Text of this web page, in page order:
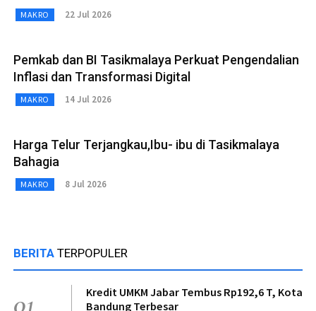
MAKRO 22 Jul 2026
Pemkab dan BI Tasikmalaya Perkuat Pengendalian
Inflasi dan Transformasi Digital
MAKRO 14 Jul 2026
Harga Telur Terjangkau,Ibu- ibu di Tasikmalaya
Bahagia
MAKRO 8 Jul 2026
BERITA TERPOPULER
01
Kredit UMKM Jabar Tembus Rp192,6 T, Kota
Bandung Terbesar